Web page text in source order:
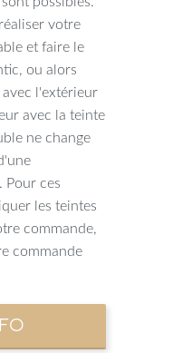
votre
et faire le
ou alors
l'extérieur
avec la teinte
ne change
Pour ces
les teintes
commande,
commande